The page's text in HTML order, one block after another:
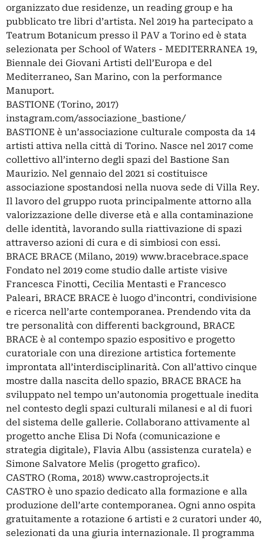
organizzato due residenze, un reading group e ha
pubblicato tre libri d’artista. Nel 2019 ha partecipato a
Teatrum Botanicum presso il PAV a Torino ed è stata
selezionata per School of Waters - MEDITERRANEA 19,
Biennale dei Giovani Artisti dell’Europa e del
Mediterraneo, San Marino, con la performance
Manuport.
BASTIONE (Torino, 2017)
instagram.com/associazione_bastione/
BASTIONE è un’associazione culturale composta da 14
artisti attiva nella città di Torino. Nasce nel 2017 come
collettivo all’interno degli spazi del Bastione San
Maurizio. Nel gennaio del 2021 si costituisce
associazione spostandosi nella nuova sede di Villa Rey.
Il lavoro del gruppo ruota principalmente attorno alla
valorizzazione delle diverse età e alla contaminazione
delle identità, lavorando sulla riattivazione di spazi
attraverso azioni di cura e di simbiosi con essi.
BRACE BRACE (Milano, 2019) www.bracebrace.space
Fondato nel 2019 come studio dalle artiste visive
Francesca Finotti, Cecilia Mentasti e Francesco
Paleari, BRACE BRACE è luogo d’incontri, condivisione
e ricerca nell’arte contemporanea. Prendendo vita da
tre personalità con differenti background, BRACE
BRACE è al contempo spazio espositivo e progetto
curatoriale con una direzione artistica fortemente
improntata all’interdisciplinarità. Con all’attivo cinque
mostre dalla nascita dello spazio, BRACE BRACE ha
sviluppato nel tempo un’autonomia progettuale inedita
nel contesto degli spazi culturali milanesi e al di fuori
del sistema delle gallerie. Collaborano attivamente al
progetto anche Elisa Di Nofa (comunicazione e
strategia digitale), Flavia Albu (assistenza curatela) e
Simone Salvatore Melis (progetto grafico).
CASTRO (Roma, 2018) www.castroprojects.it
CASTRO è uno spazio dedicato alla formazione e alla
produzione dell’arte contemporanea. Ogni anno ospita
gratuitamente a rotazione 6 artisti e 2 curatori under 40,
selezionati da una giuria internazionale. Il programma